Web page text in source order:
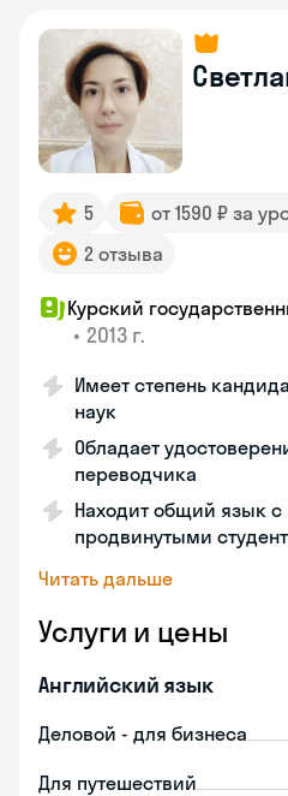
5 от 1590 ₽ за
2 отзыва
Курский
• 2013 г.
Имеет степень
наук
Обладает
переводчика
Находит общий язык
продвинутыми
Читать дальше
Услуги и цены
Английский язык
Деловой - для бизнеса
Для путешествий